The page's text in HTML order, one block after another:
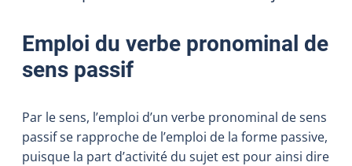
Emploi du verbe pronominal de
sens passif
Par le sens, l’emploi d’un verbe pronominal de sens
passif se rapproche de l’emploi de la forme passive,
puisque la part d’activité du sujet est pour ainsi dire